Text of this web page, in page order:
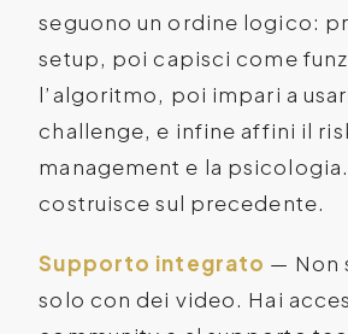
seguono un ordine logico:
setup, poi capisci come
l’algoritmo, poi impari a
challenge, e infine affini il
management e la
costruisce sul precedente.
Supporto integrato — Non
solo con dei video. Hai